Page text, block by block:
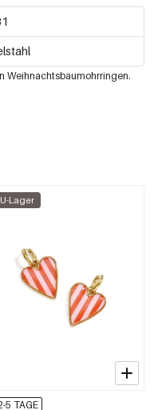
Weihnachtsbaumohrringen.
Lager
5 TAGE